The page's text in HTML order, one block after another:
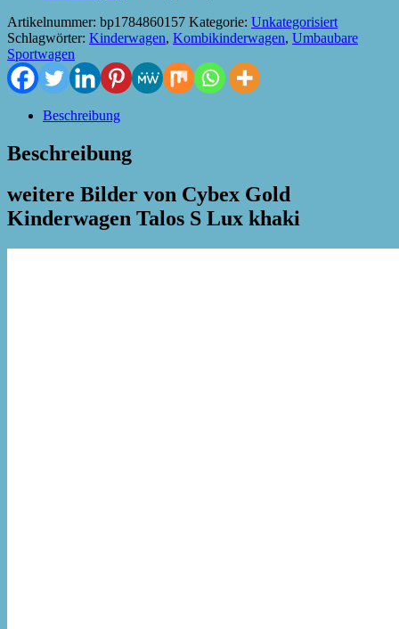
Artikelnummer: bp1784860157 Kategorie: Unkategorisiert
Schlagwörter: Kinderwagen, Kombikinderwagen, Umbaubare
Sportwagen
Beschreibung
Beschreibung
weitere Bilder von Cybex Gold
Kinderwagen Talos S Lux khaki